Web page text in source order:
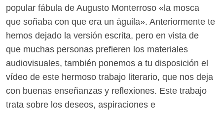
popular fábula de Augusto Monterroso «la mosca
que soñaba con que era un águila». Anteriormente te
hemos dejado la versión escrita, pero en vista de
que muchas personas prefieren los materiales
audiovisuales, también ponemos a tu disposición el
vídeo de este hermoso trabajo literario, que nos deja
con buenas enseñanzas y reflexiones. Este trabajo
trata sobre los deseos, aspiraciones e